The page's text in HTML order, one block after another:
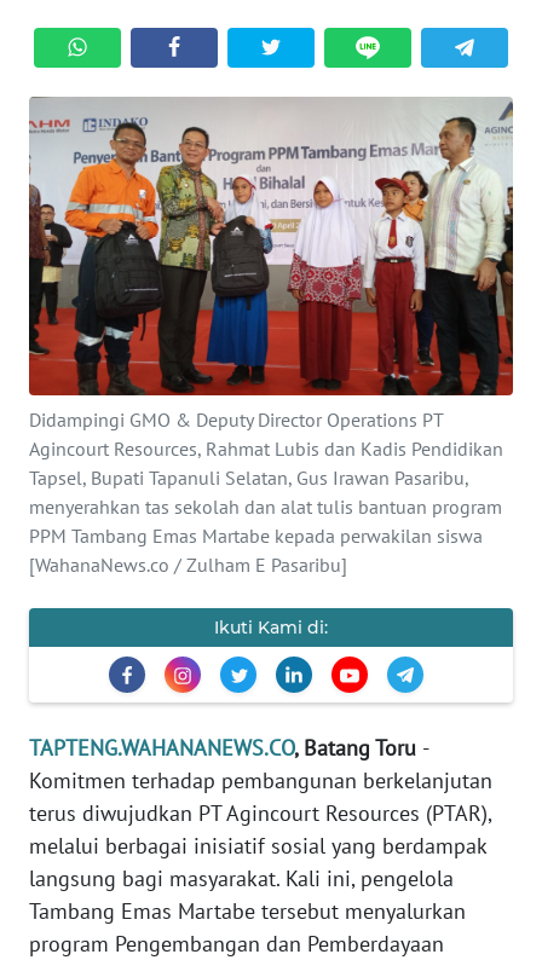
Didampingi GMO & Deputy Director Operations PT
Agincourt Resources, Rahmat Lubis dan Kadis Pendidikan
Tapsel, Bupati Tapanuli Selatan, Gus Irawan Pasaribu,
menyerahkan tas sekolah dan alat tulis bantuan program
PPM Tambang Emas Martabe kepada perwakilan siswa
[WahanaNews.co / Zulham E Pasaribu]
Ikuti Kami di:
TAPTENG.WAHANANEWS.CO, Batang Toru -
Komitmen terhadap pembangunan berkelanjutan
terus diwujudkan PT Agincourt Resources (PTAR),
melalui berbagai inisiatif sosial yang berdampak
langsung bagi masyarakat. Kali ini, pengelola
Tambang Emas Martabe tersebut menyalurkan
program Pengembangan dan Pemberdayaan
SERBI
OPINI
Informasi
INDEKS
BERITA
KONTAK
KAMI
IKLAN
TENTANG
KAMI
PEDOMAN
KARIR
DISCLAIMER
Wahana
Regional